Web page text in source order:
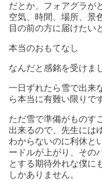
だとか、フォアグラが
空気、時間、場所、景
目の前の方に届けたい
本当のおもてなし
なんだと感銘を受けま
一日ずれたら雪で出来
ら本当に有難い限りで
ただ雪で準備がものす
出来るので、先生には
わからないのに利休と
ードルが上がり、その
とする期待外れな僕に
しかありません。